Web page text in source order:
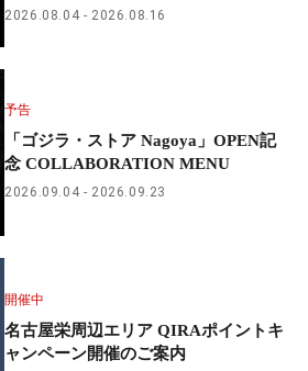
2026.08.04 2026.08.16
予告
「ゴジラ・ストア Nagoya」OPEN記
念 COLLABORATION MENU
2026.09.04 2026.09.23
開催中
名古屋栄周辺エリア QIRAポイントキ
ャンペーン開催のご案内